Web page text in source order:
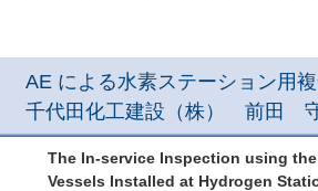
AE による水素ステーション用
千代田化工建設（株） 前
The In-service Inspection using
Vessels Installed at Hydrogen